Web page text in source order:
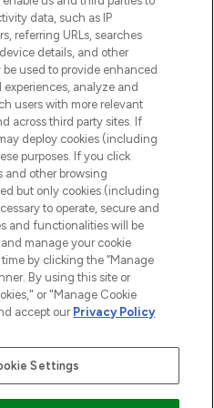
von 30€.
My Personal
data, such as IP
referring URLs, searches
details, and other
used to provide enhanced
analyze and
users with more relevant
across third party sites. If
deploy cookies (including
purposes. If you click
and other browsing
but only cookies (including
to operate, secure and
and functionalities will be
manage your cookie
by clicking the “Manage
By using this site or
or "Manage Cookie
accept our Privacy Policy
Settings